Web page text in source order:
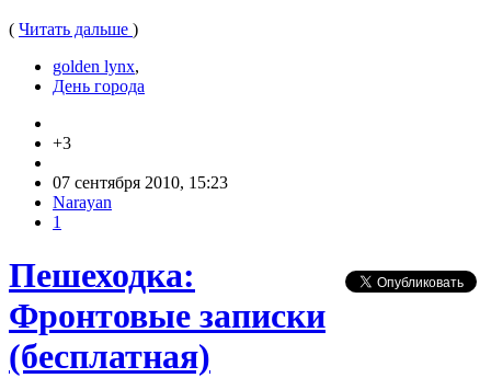
( Читать дальше )
golden lynx,
День города
+3
07 сентября 2010, 15:23
Narayan
1
Пешеходка:
Фронтовые записки
(бесплатная)